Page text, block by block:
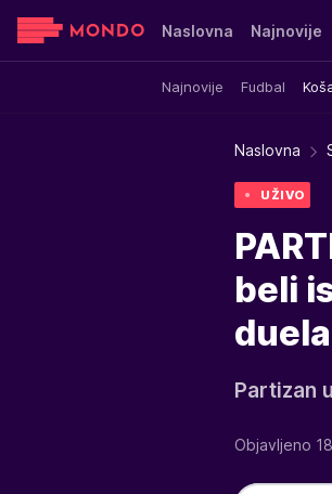
Naslovna Najnovije
Najnovije Fudbal
Sensa Stvar ukusa
Naslovna
UŽIVO
beli
Partizan
Objavljeno